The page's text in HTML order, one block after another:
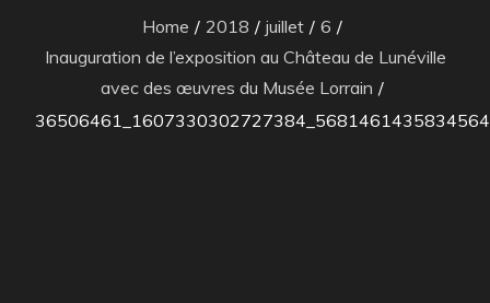
Home 2018 juillet
6
Inauguration de l’exposition au Château de Lunéville
avec des œuvres du Musée Lorrain